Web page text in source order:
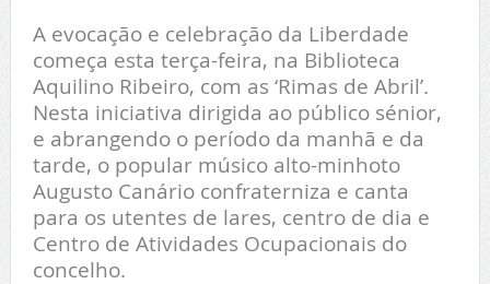
A evocação e celebração da Liberdade
começa esta terça-feira, na Biblioteca
Aquilino Ribeiro, com as ‘Rimas de Abril’.
Nesta iniciativa dirigida ao público sénior,
e abrangendo o período da manhã e da
tarde, o popular músico alto-minhoto
Augusto Canário confraterniza e canta
para os utentes de lares, centro de dia e
Centro de Atividades Ocupacionais do
concelho.